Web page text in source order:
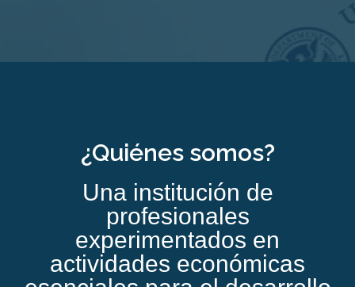
¿Quiénes somos?
Una institución de
profesionales
experimentados en
actividades económicas